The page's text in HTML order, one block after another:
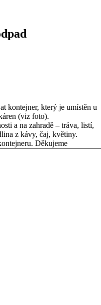
kontejner, který je umístěn u
(viz foto).
a na zahradě – tráva, listí,
z kávy, čaj, květiny.
Děkujeme